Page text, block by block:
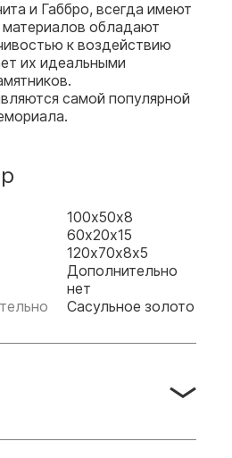
и Габбро, всегда имеют
обладают
к воздействию
их идеальными
самой популярной
100х50х8
60х20х15
120х70х8х5
Дополнительно
нет
Сасульное золото